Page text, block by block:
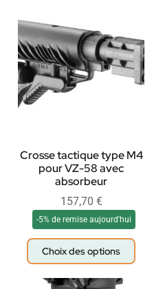
Crosse tactique type M4
pour VZ-58 avec
absorbeur
157,70 €
-5% de remise aujourd'hui
Choix des options